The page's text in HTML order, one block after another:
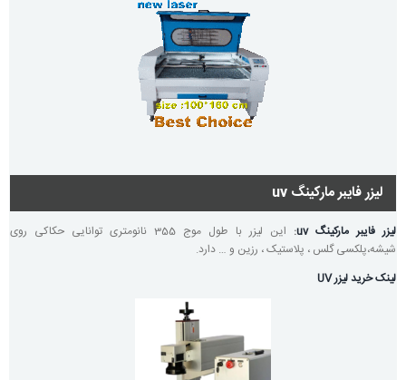
لیزر فایبر مارکینگ uv
لیزر فایبر مارکینگ uv :
این لیزر با طول موج 355 نانومتری توانایی حکاکی روی
شیشه،پلکسی گلس ، پلاستیک ، رزین و … دارد.
لینک خرید لیزر UV